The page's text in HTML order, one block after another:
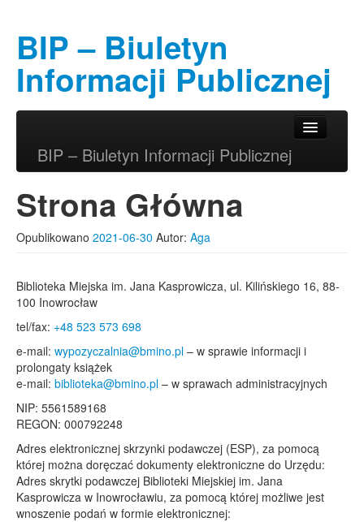
BIP – Biuletyn
Informacji Publicznej
BIP – Biuletyn Informacji Publicznej
Strona Główna
Opublikowano 2021-06-30 Autor: Aga
Biblioteka Miejska im. Jana Kasprowicza, ul. Kilińskiego 16, 88-
100 Inowrocław
tel/fax: +48 523 573 698
e-mail: wypozyczalnia@bmino.pl – w sprawie informacji i
prolongaty książek
e-mail: biblioteka@bmino.pl – w sprawach administracyjnych
NIP: 5561589168
REGON: 000792248
Adres elektronicznej skrzynki podawczej (ESP), za pomocą
której można doręczać dokumenty elektroniczne do Urzędu:
Adres skrytki podawczej Biblioteki Miejskiej im. Jana
Kasprowicza w Inowrocławiu, za pomocą której możliwe jest
wnoszenie podań w formie elektronicznej: